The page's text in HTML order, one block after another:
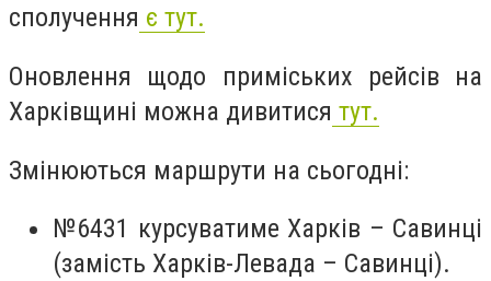
сполучення є тут.
Оновлення щодо приміських рейсів на
Харківщині можна дивитися тут.
Змінюються маршрути на сьогодні:
№6431 курсуватиме Харків – Савинці
(замість Харків-Левада – Савинці).